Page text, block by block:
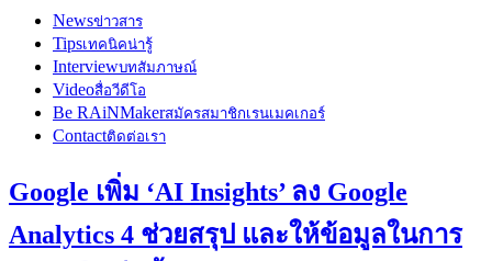
Newsข่าวสาร
Tipsเทคนิคน่ารู้
Interviewบทสัมภาษณ์
Videoสื่อวีดีโอ
Be RAiNMakerสมัครสมาชิกเรนเมคเกอร์
Contactติดต่อเรา
Google เพิ่ม ‘AI Insights’ ลง Google
Analytics 4 ช่วยสรุป และให้ข้อมูลในการ